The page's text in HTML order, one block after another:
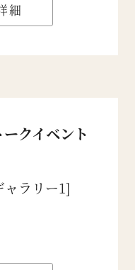
細
クイベント
ラリー1]